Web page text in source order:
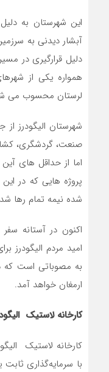
این شهرستان به
آبشار دیدنی به
دلیل قرارگیری در
همواره یکی از
لرستان محسوب می
شهرستان الیگودرز
صنعت، گردشگری،
اما از حداقل های
پروژه هایی که در
شده نیمه تمام رها
اکنون در آستانه
امید مردم الیگودرز
به مصوباتی است که
ارمغان خواهد آمد.
کارخانه لاستیک